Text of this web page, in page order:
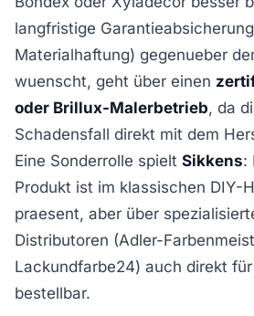
langfristige
Materialhaftung) gegenueber
wuenscht, geht über einen
oder Brillux-Malerbetrieb, da
Schadensfall direkt mit dem
Eine Sonderrolle spielt Sikkens:
Produkt ist im klassischen DIY-
praesent, aber über
Distributoren (Adler-
Lackundfarbe24) auch direkt für
bestellbar.